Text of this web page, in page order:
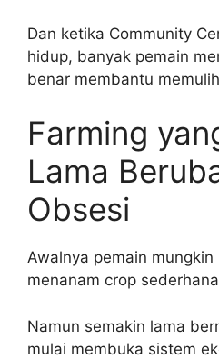
Dan ketika Community
hidup, banyak pemain
benar membantu
Farming
Lama
Obsesi
Awalnya pemain mungkin
menanam crop
Namun semakin lama
mulai membuka sistem